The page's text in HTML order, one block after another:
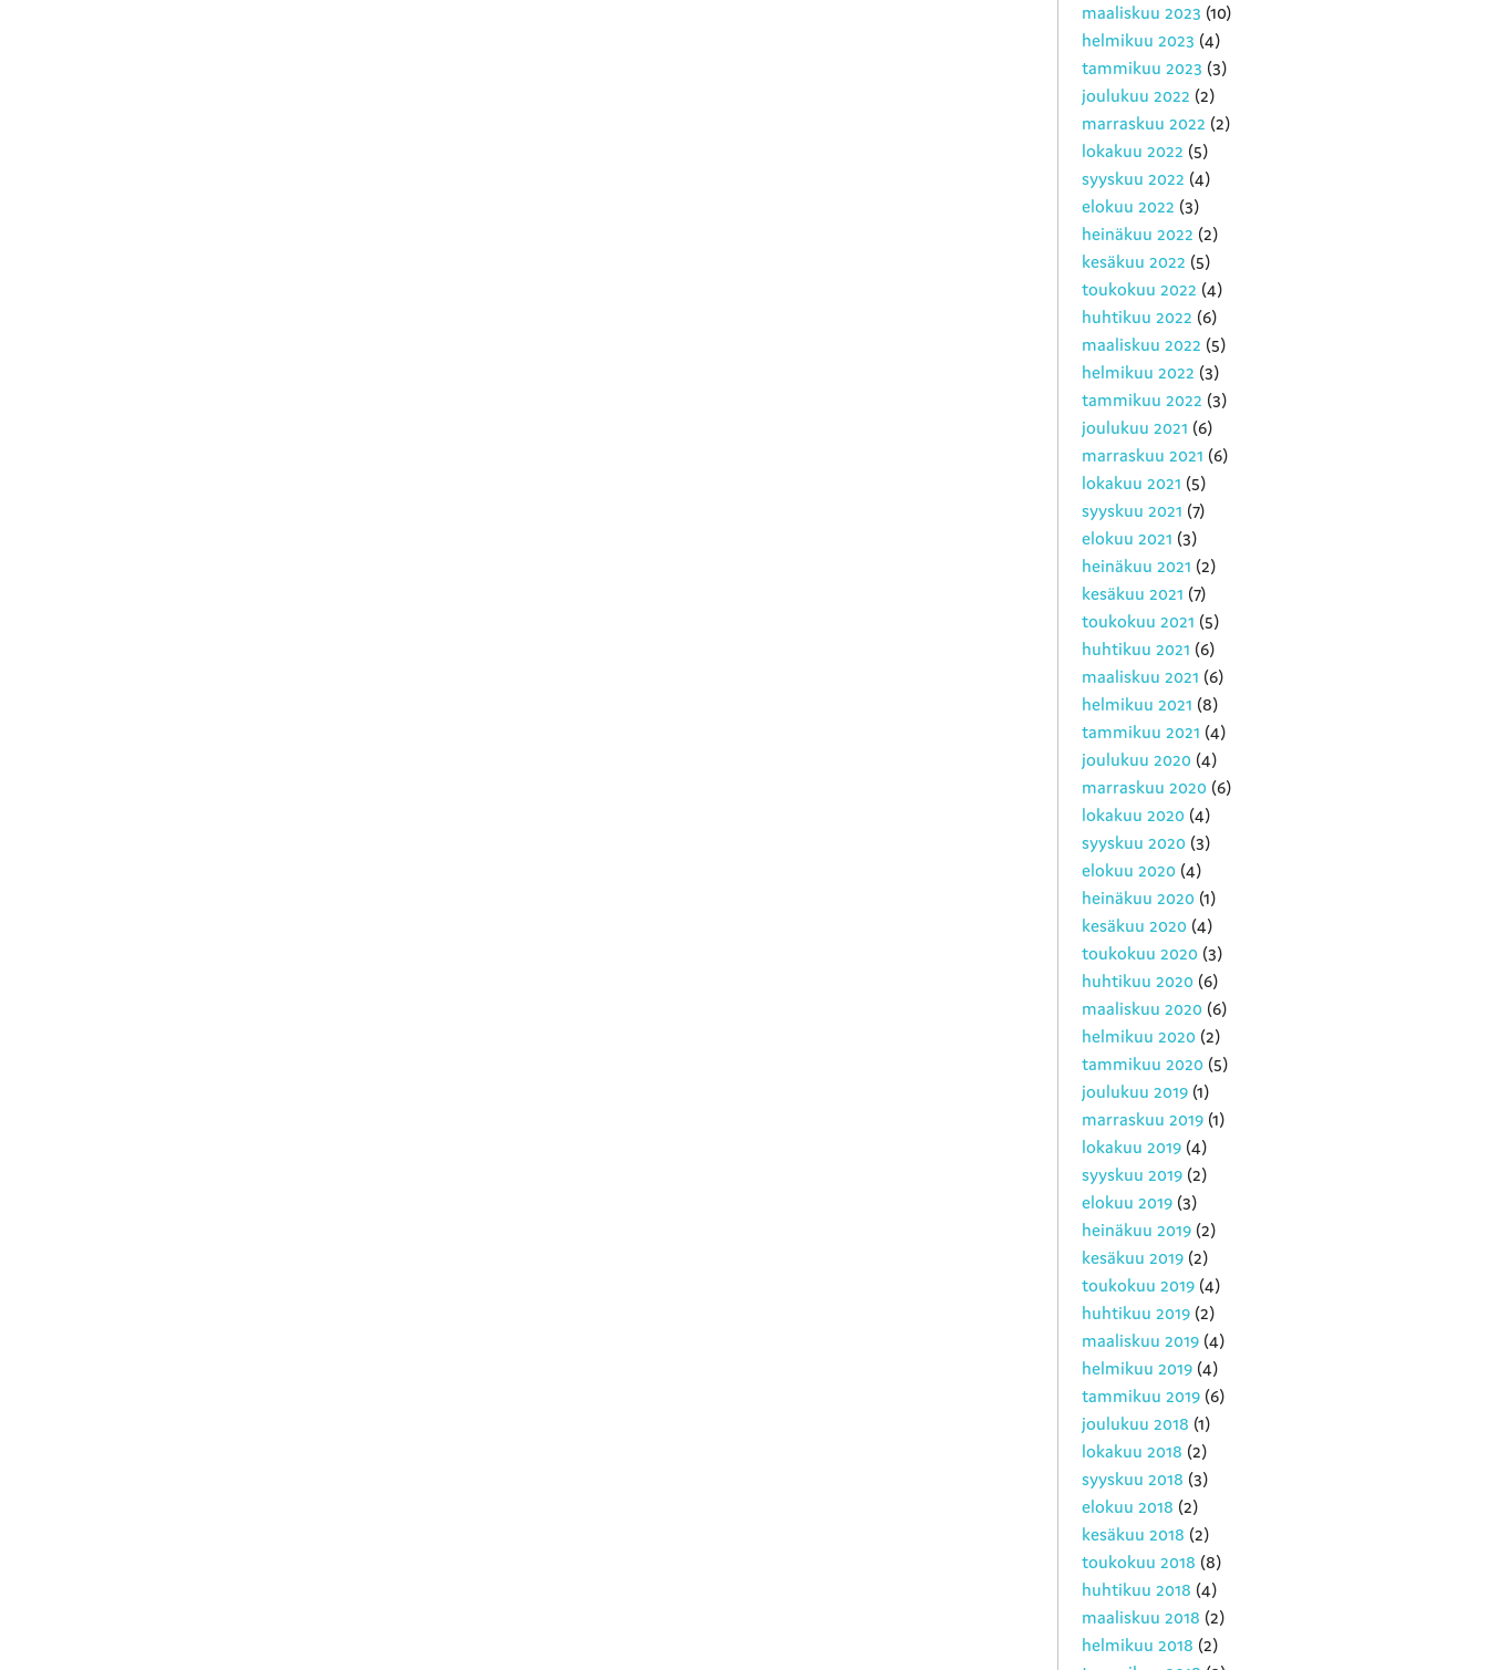
maaliskuu 2023 (10)
helmikuu 2023 (4)
tammikuu 2023 (3)
joulukuu 2022 (2)
marraskuu 2022 (2)
lokakuu 2022 (5)
syyskuu 2022 (4)
elokuu 2022 (3)
heinäkuu 2022 (2)
kesäkuu 2022 (5)
toukokuu 2022 (4)
huhtikuu 2022 (6)
maaliskuu 2022 (5)
helmikuu 2022 (3)
tammikuu 2022 (3)
joulukuu 2021 (6)
marraskuu 2021 (6)
lokakuu 2021 (5)
syyskuu 2021 (7)
elokuu 2021 (3)
heinäkuu 2021 (2)
kesäkuu 2021 (7)
toukokuu 2021 (5)
huhtikuu 2021 (6)
maaliskuu 2021 (6)
helmikuu 2021 (8)
tammikuu 2021 (4)
joulukuu 2020 (4)
marraskuu 2020 (6)
lokakuu 2020 (4)
syyskuu 2020 (3)
elokuu 2020 (4)
heinäkuu 2020 (1)
kesäkuu 2020 (4)
toukokuu 2020 (3)
huhtikuu 2020 (6)
maaliskuu 2020 (6)
helmikuu 2020 (2)
tammikuu 2020 (5)
joulukuu 2019 (1)
marraskuu 2019 (1)
lokakuu 2019 (4)
syyskuu 2019 (2)
elokuu 2019 (3)
heinäkuu 2019 (2)
kesäkuu 2019 (2)
toukokuu 2019 (4)
huhtikuu 2019 (2)
maaliskuu 2019 (4)
helmikuu 2019 (4)
tammikuu 2019 (6)
joulukuu 2018 (1)
lokakuu 2018 (2)
syyskuu 2018 (3)
elokuu 2018 (2)
kesäkuu 2018 (2)
toukokuu 2018 (8)
huhtikuu 2018 (4)
maaliskuu 2018 (2)
helmikuu 2018 (2)